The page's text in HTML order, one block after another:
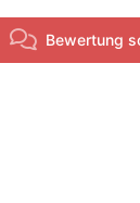
Bewertung